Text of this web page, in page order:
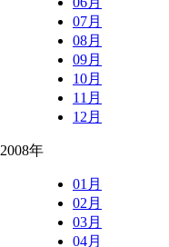
07月
08月
09月
10月
11月
12月
2008年
01月
02月
03月
04月